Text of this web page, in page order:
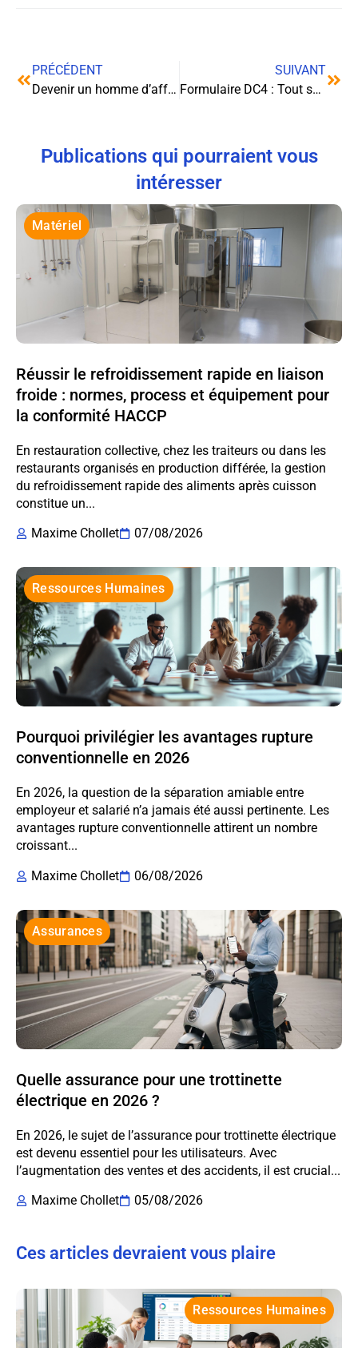
PRÉCÉDENT
Devenir un homme d’affaires : les clés du succès
SUIVANT
Formulaire DC4 : Tout savoir sur la déclaration d’un sous-traitant en cas de sous-traitance
Publications qui pourraient vous
intéresser
Matériel
Réussir le refroidissement rapide en liaison
froide : normes, process et équipement pour
la conformité HACCP
En restauration collective, chez les traiteurs ou dans les
restaurants organisés en production différée, la gestion
du refroidissement rapide des aliments après cuisson
constitue un...
Maxime Chollet
07/08/2026
Ressources Humaines
Pourquoi privilégier les avantages rupture
conventionnelle en 2026
En 2026, la question de la séparation amiable entre
employeur et salarié n’a jamais été aussi pertinente. Les
avantages rupture conventionnelle attirent un nombre
croissant...
Maxime Chollet
06/08/2026
Assurances
Quelle assurance pour une trottinette
électrique en 2026 ?
En 2026, le sujet de l’assurance pour trottinette électrique
est devenu essentiel pour les utilisateurs. Avec
l’augmentation des ventes et des accidents, il est crucial...
Maxime Chollet
05/08/2026
Ces articles devraient vous plaire
Ressources Humaines